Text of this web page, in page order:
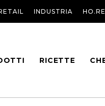
INDUSTRIA
RICETTE